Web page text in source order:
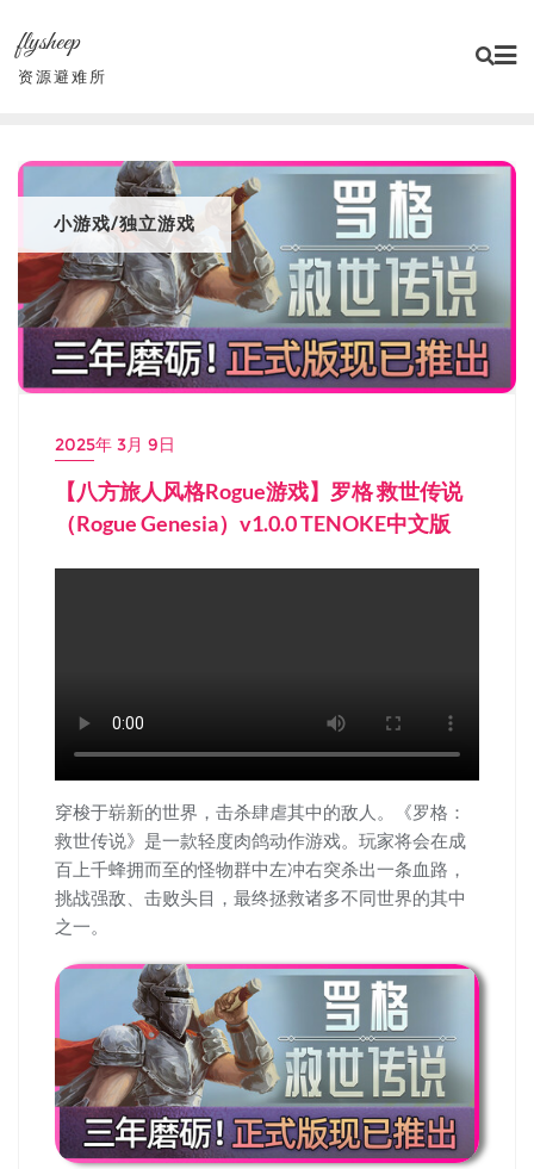
content
flysheep
资源避难所
小游戏/独立游戏
2025年 3月 9日
【八方旅人风格Rogue游戏】罗格 救世传说
（Rogue Genesia）v1.0.0 TENOKE中文版
穿梭于崭新的世界，击杀肆虐其中的敌人。《罗格：
救世传说》是一款轻度肉鸽动作游戏。玩家将会在成
百上千蜂拥而至的怪物群中左冲右突杀出一条血路，
挑战强敌、击败头目，最终拯救诸多不同世界的其中
之一。